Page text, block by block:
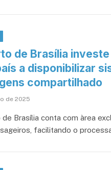
de Brasília
a disponibilizar
compartilhado
de 2025
Brasília conta com àrea
facilitando o